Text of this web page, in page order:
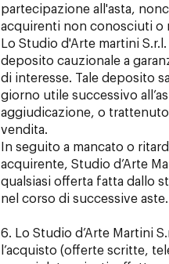
partecipazione all'asta,
acquirenti non conosciuti o
Lo Studio d'Arte martini
deposito cauzionale a
di interesse. Tale deposito
giorno utile successivo
aggiudicazione, o
vendita.
In seguito a mancato o
acquirente, Studio d’Arte
qualsiasi offerta fatta dallo
nel corso di successive aste.
6. Lo Studio d’Arte Martini
l’acquisto (offerte scritte,